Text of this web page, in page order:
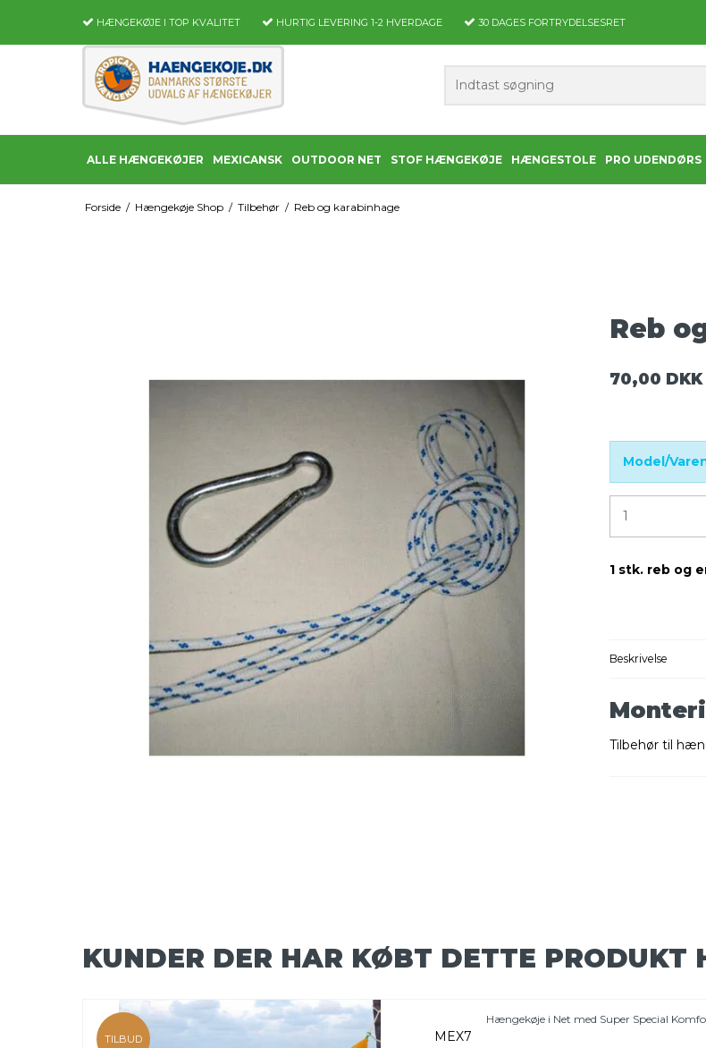
HÆNGEKØJE I TOP KVALITET HURTIG LEVERING 1-2 HVERDAGE 30 DAGES FORTRYDELSESRET
ALLE HÆNGEKØJER MEXICANSK OUTDOOR NET STOF HÆNGEKØJE HÆNGESTOLE PRO UDENDØRS
Forside / Hængekøje Shop / Tilbehør / Reb og karabinhage
Reb
70,00 DKK
Model/
1 stk. reb og
Beskrivelse
Tilbehør til
KUNDER DER HAR KØBT DETTE PRODUKT
TILBUD
Hængekøje i Net med Super Special
MEX7